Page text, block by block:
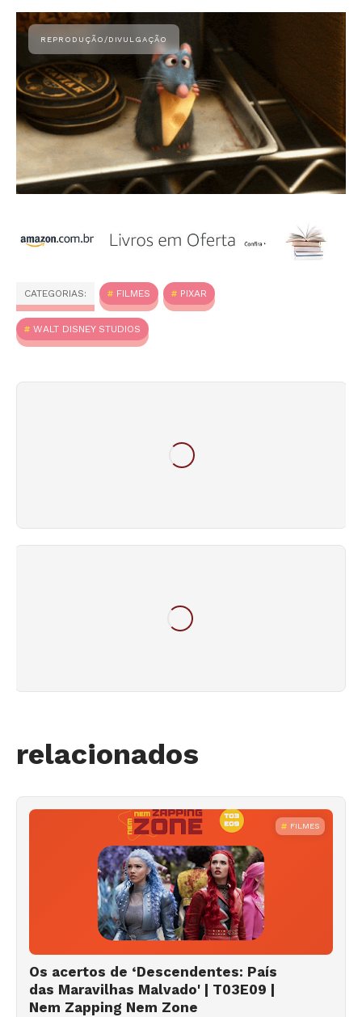
CATEGORIAS: FILMES PIXAR
WALT DISNEY STUDIOS
relacionados
FILMES
Os acertos de ‘Descendentes: País
das Maravilhas Malvado' | T03E09 |
Nem Zapping Nem Zone